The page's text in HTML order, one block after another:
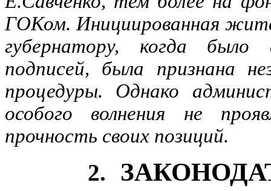
ГОКом. Инициированная
губернатору, когда было
подписей, была признана
процедуры. Однако
особого волнения не
прочность своих позиций.
2.